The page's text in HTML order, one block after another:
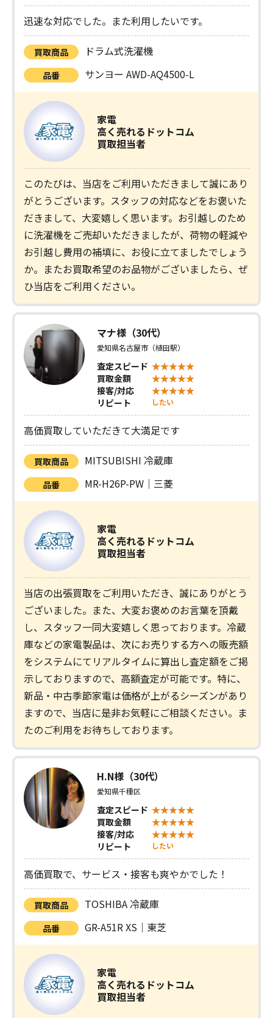
迅速な対応でした。また利用したいです。
買取商品 ドラム式洗濯機
品番 サンヨー AWD-AQ4500-L
家電
高く売れるドットコム
買取担当者
このたびは、当店をご利用いただきまして誠にあり
がとうございます。スタッフの対応などをお褒いた
だきまして、大変嬉しく思います。お引越しのため
に洗濯機をご売却いただきましたが、荷物の軽減や
お引越し費用の補填に、お役に立てましたでしょう
か。またお買取希望のお品物がございましたら、ぜ
ひ当店をご利用ください。
マナ様（30代）
愛知県名古屋市（植田駅）
査定スピード
買取金額
接客/対応
リピート
したい
高価買取していただきて大満足です
買取商品 MITSUBISHI 冷蔵庫
品番 MR-H26P-PW｜三菱
家電
高く売れるドットコム
買取担当者
当店の出張買取をご利用いただき、誠にありがとう
ございました。また、大変お褒めのお言葉を頂戴
し、スタッフ一同大変嬉しく思っております。冷蔵
庫などの家電製品は、次にお売りする方への販売額
をシステムにてリアルタイムに算出し査定額をご掲
示しておりますので、高額査定が可能です。特に、
新品・中古季節家電は価格が上がるシーズンがあり
ますので、当店に是非お気軽にご相談ください。ま
たのご利用をお待ちしております。
H.N様（30代）
愛知県千種区
査定スピード
買取金額
接客/対応
リピート
したい
高価買取で、サービス・接客も爽やかでした！
買取商品 TOSHIBA 冷蔵庫
品番 GR-A51R XS｜東芝
家電
高く売れるドットコム
買取担当者